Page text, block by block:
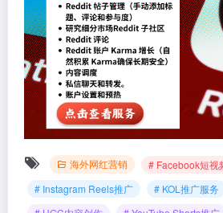
海外网红营销
# Facebook短视
# Instagram Reels推广
# KOL推广服务